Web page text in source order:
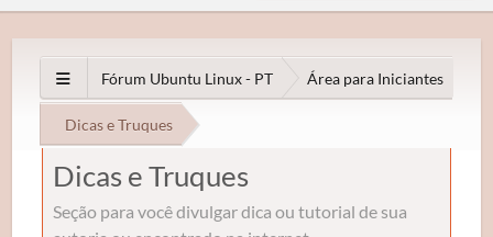
Fórum Ubuntu Linux - PT Área para Iniciantes
Dicas e Truques
Dicas e Truques
Seção para você divulgar dica ou tutorial de sua